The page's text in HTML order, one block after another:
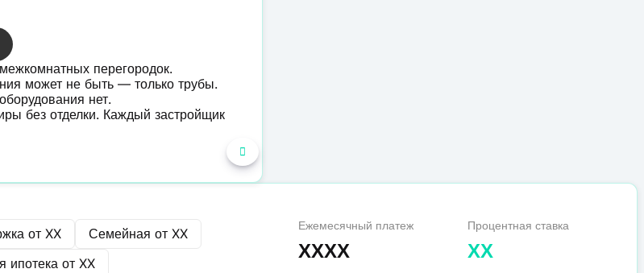
перегородок.
может не быть — только трубы.
нет.
без отделки. Каждый застройщик
от XX Семейная от XX
ипотека от XX
Ежемесячный платеж
XXXX
Процентная ставка
XX